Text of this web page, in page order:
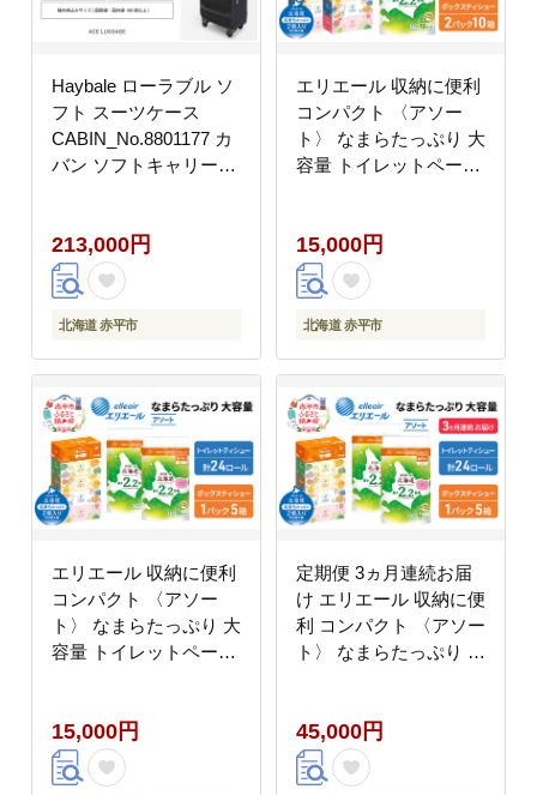
Haybale ローラブル ソ
フト スーツケース
CABIN_No.8801177 カ
バン ソフトキャリーケ
旅 キャリー かばん バ
ッグ 国産 日本製 北海
道 赤平市
213,000円
北海道 赤平市
エリエール 収納に便利
コンパクト 〈アソー
ト〉 なまらたっぷり 大
容量 トイレットペーパ
災 ひとり暮らし 紙 常
備品 備蓄品 消耗品 日
用品 生活必需品 送料無
料
15,000円
北海道 赤平市
エリエール 収納に便利
コンパクト 〈アソー
ト〉 なまらたっぷり 大
容量 トイレットペーパ
とめ買い 防災 ひとり暮
らし 紙 常備品 備蓄品
消耗品 日用品 生活必需
15,000円
定期便 3ヵ月連続お届
け エリエール 収納に便
利 コンパクト 〈アソー
ト〉 なまらたっぷり 大
ボックスティッシュ ひ
とり暮らし 紙 常備品
消耗品 日用品 生活必需
45,000円